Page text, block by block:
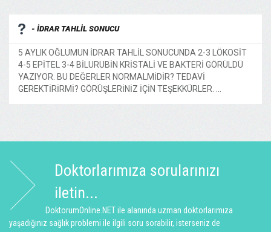
- İDRAR TAHLİL SONUCU
5 AYLIK OĞLUMUN İDRAR TAHLİL SONUCUNDA 2-3 LÖKOSİT
4-5 EPİTEL 3-4 BİLURUBİN KRİSTALİ VE BAKTERİ GÖRÜLDÜ
YAZIYOR. BU DEĞERLER NORMALMİDİR? TEDAVİ
GEREKTİRİRMİ? GÖRÜŞLERİNİZ İÇİN TEŞEKKÜRLER. ...
Doktorlarımıza sorularınızı
iletin...
DoktorumOnline.NET ile alanında uzman doktorlarımıza
yaşadığınız sağlık problemi ile ilgili soru sorabilir, isterseniz de